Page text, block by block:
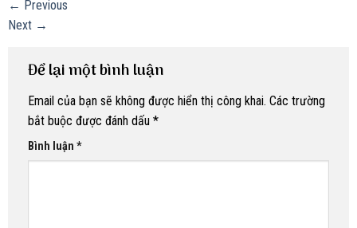
← Previous
Next →
Để lại một bình luận
Email của bạn sẽ không được hiển thị công khai. Các trường
bắt buộc được đánh dấu *
Bình luận *